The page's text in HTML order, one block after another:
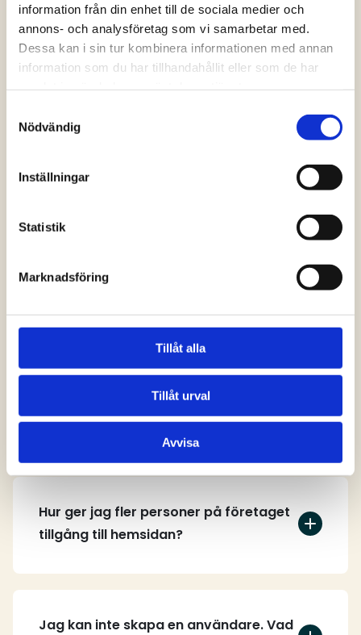
information från din enhet till de sociala medier och
annons- och analysföretag som vi samarbetar med.
Dessa kan i sin tur kombinera informationen med annan
information som du har tillhandahållit eller som de har
Nödvändig
Inställningar
Statistik
Marknadsföring
Tillåt alla
Tillåt urval
Avvisa
Vanliga frågor och
hemsidan?
Hur skapar jag ett användarkonto?
Hur ger jag fler personer på företaget
tillgång till hemsidan?
Jag kan inte skapa en användare. Vad